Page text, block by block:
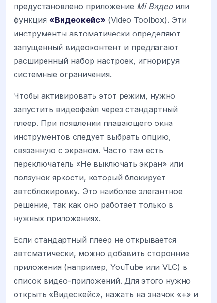
предустановлено приложение Mi Видеоили
функция «Видеокейс» (Video Toolbox). Эти
инструменты автоматически определяют
запущенный видеоконтент и предлагают
расширенный набор настроек, игнорируя
системные ограничения.
Чтобы активировать этот режим, нужно
запустить видеофайл через стандартный
плеер. При появлении плавающего окна
инструментов следует выбрать опцию,
связанную с экраном. Часто там есть
переключатель «Не выключать экран» или
ползунок яркости, который блокирует
автоблокировку. Это наиболее элегантное
решение, так как оно работает только в
нужных приложениях.
Если стандартный плеер не открывается
автоматически, можно добавить сторонние
приложения (например, YouTube или VLC) в
список видео-приложений. Для этого нужно
открыть «Видеокейс», нажать на значок «+» и